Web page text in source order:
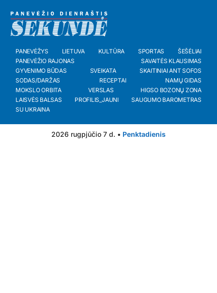
PANEVĖŽYS LIETUVA KULTŪRA SPORTAS
ŠEŠĖLIAI
PANEVĖŽIO RAJONAS
SAVAITĖS KLAUSIMAS
GYVENIMO BŪDAS
SVEIKATA
SKAITINIAI ANT SOFOS
SODAS/DARŽAS
RECEPTAI
NAMŲ GIDAS
MOKSLO ORBITA
VERSLAS
HIGSO BOZONŲ ZONA
LAISVĖS BALSAS
PROFILIS_JAUNI
SAUGUMO BAROMETRAS
SU UKRAINA
2026 rugpjūčio 7 d. • Penktadienis